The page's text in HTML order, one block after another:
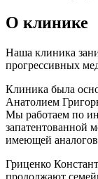
О клинике
Наша клиника
прогрессивных
Клиника была
Анатолием
Мы работаем по
запатентованной
имеющей
Гриценко
продолжают